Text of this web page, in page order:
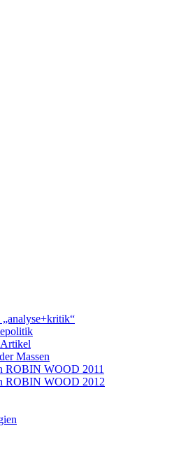
Massen
ROBIN WOOD 2011
ROBIN WOOD 2012